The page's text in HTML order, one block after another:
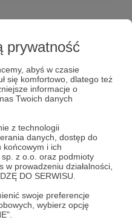
prywatność
abyś w czasie
się komfortowo, dlatego też
informacje o
Twoich danych
z technologii
danych, dostęp do
końcowym i ich
z o.o. oraz podmioty
prowadzeniu działalności,
DO SERWISU.
swoje preferencje
wybierz opcję
150 tys. ukraińskich
Premiera postu na